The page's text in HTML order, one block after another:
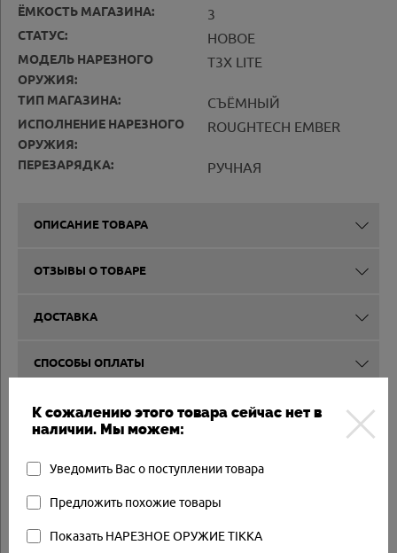
ЁМКОСТЬ МАГАЗИНА: 3
СТАТУС: НОВОЕ
МОДЕЛЬ НАРЕЗНОГО
ОРУЖИЯ:
T3X LITE
ТИП МАГАЗИНА: СЪЁМНЫЙ
ИСПОЛНЕНИЕ НАРЕЗНОГО
ОРУЖИЯ:
ROUGHTECH EMBER
ПЕРЕЗАРЯДКА: РУЧНАЯ
ОПИСАНИЕ ТОВАРА
ОТЗЫВЫ О ТОВАРЕ
ДОСТАВКА
СПОСОБЫ ОПЛАТЫ
ВЫКУП И КОМИССИЯ
К сожалению этого товара сейчас нет в
наличии. Мы можем:
Уведомить Вас о поступлении товара
Предложить похожие товары
Показать НАРЕЗНОЕ ОРУЖИЕ TIKKA
Другие товары